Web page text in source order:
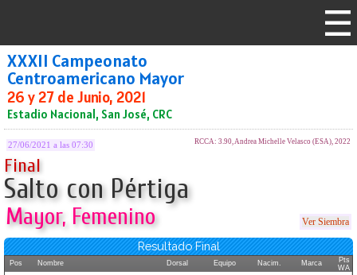
XXXII Campeonato
Centroamericano Mayor
26 y 27 de Junio, 2021
Estadio Nacional, San José, CRC
27/06/2021 a las 07:30 RCCA: 3.90, Andrea Michelle Velasco (ESA), 2022
Final
Salto con Pértiga
Mayor, Femenino Ver Siembra
Resultado Final
Pos Nombre Dorsal Equipo Nacim. Marca
Pts
WA